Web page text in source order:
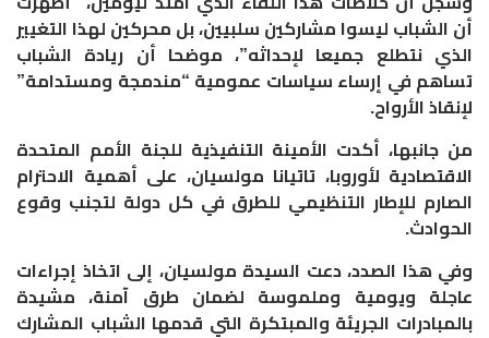
أن الشباب ليسوا مشاركين سلبيين، بل محركين لهذا التغيير
الذي نتطلع جميعا لإحداثه”، موضحا أن ريادة الشباب
تساهم في إرساء سياسات عمومية “مندمجة ومستدامة”
لإنقاذ الأرواح.
من جانبها، أكدت الأمينة التنفيذية للجنة الأمم المتحدة
الاقتصادية لأوروبا، تاتيانا مولسيان، على أهمية الاحترام
الصارم للإطار التنظيمي للطرق في كل دولة لتجنب وقوع
الحوادث.
وفي هذا الصدد، دعت السيدة مولسيان، إلى اتخاذ إجراءات
عاجلة ويومية وملموسة لضمان طرق آمنة، مشيدة
بالمبادرات الجريئة والمبتكرة التي قدمها الشباب المشارك